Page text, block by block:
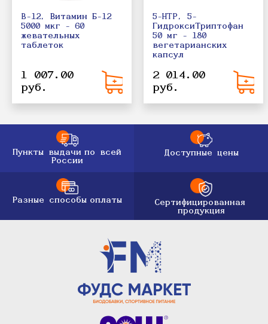
B-12, Витамин Б-12
5000 мкг - 60
жевательных
таблеток
1 007.00
руб.
5-HTP, 5-
ГидроксиТриптофан
50 мг - 180
вегетарианских
капсул
2 014.00
руб.
Пункты выдачи по всей
России
Доступные цены
Разные способы оплаты
Сертифицированная
продукция